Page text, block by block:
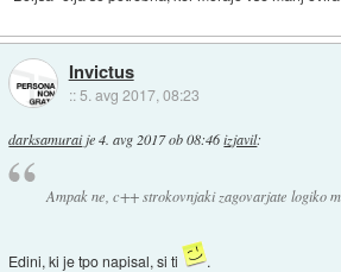
Invictus
:: 5. avg 2017, 08:23
darksamuraije4. avg 2017 ob 08:46 izjavil:
Ampak ne, c++ strokovnjaki zagovarjate logiko
Edini, ki je tpo napisal, si ti .